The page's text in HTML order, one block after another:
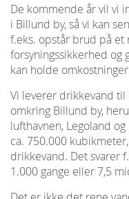
De kommende år vil vi
i Billund by, så vi kan
f.eks. opstår brud på et
forsyningssikkerhed og
kan holde
Vi leverer drikkevand
omkring Billund by,
lufthavnen, Legoland
ca. 750.000
drikkevand. Det svarer
1.000 gange eller 7,5